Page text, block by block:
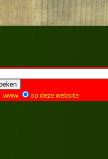
www op deze website